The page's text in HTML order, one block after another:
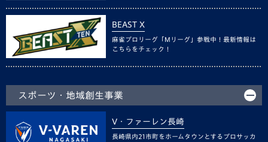
BEAST X
麻雀プロリーグ「Mリーグ」参戦中！最新情報は
こちらをチェック！
スポーツ・地域創生事業
V・ファーレン長崎
長崎県内21市町をホームタウンとするプロサッカ